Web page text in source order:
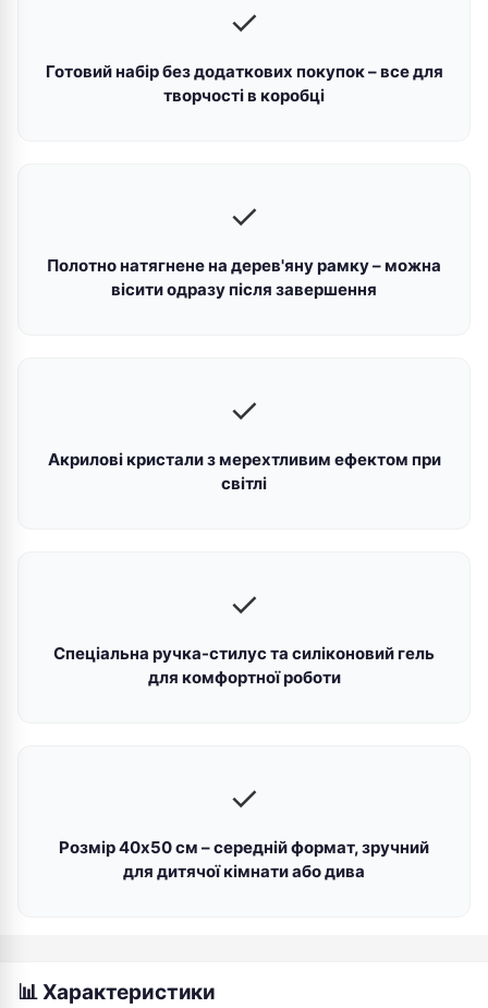
✓
Готовий набір без додаткових покупок – все для
творчості в коробці
✓
Полотно натягнене на дерев'яну рамку – можна
вісити одразу після завершення
✓
Акрилові кристали з мерехтливим ефектом при
світлі
✓
Спеціальна ручка-стилус та силіконовий гель
для комфортної роботи
✓
Розмір 40х50 см – середній формат, зручний
для дитячої кімнати або дива
📊 Характеристики